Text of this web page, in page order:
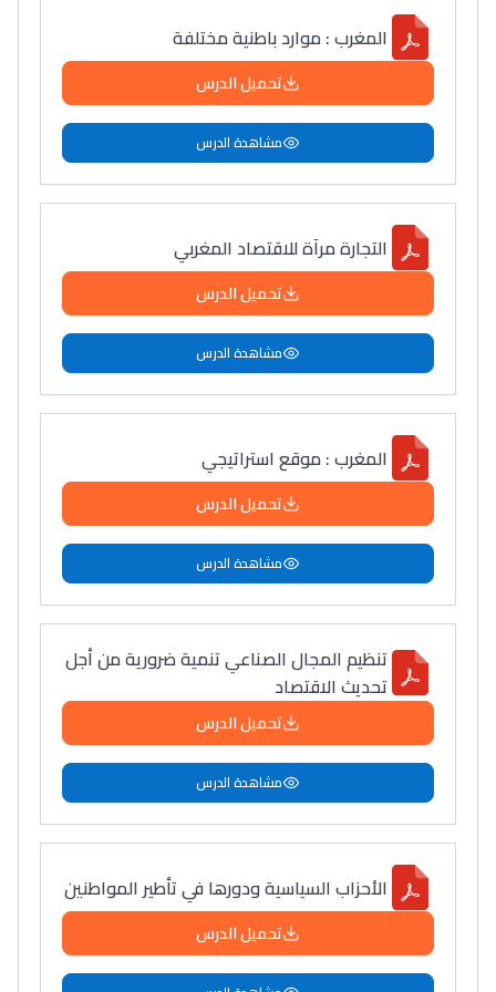
Collège au Maroc
التعليم الثانوي الإعدادي
Interviews/Vidéos
دليل المهن
ما يزيد عن 149 مهنة
دليل التوجيه
التوجيه بالثانوي و الإعدادي
Ki Derti Liha
باش تقدر تساعد الناس
يلقاو التوازن من الدّاخل
ومن الخارج، بشرى
المغرب : موارد باطنية مختلفة
تحميل الدرس
مشاهدة الدرس
التجارة مرآة للاقتصاد المغربي
تحميل الدرس
مشاهدة الدرس
المغرب : موقع استراتيجي
تحميل الدرس
مشاهدة الدرس
تنظيم المجال الصناعي تنمية ضرورية من أجل
تحديث الاقتصاد
تحميل الدرس
مشاهدة الدرس
الأحزاب السياسية ودورها في تأطير المواطنين
تحميل الدرس